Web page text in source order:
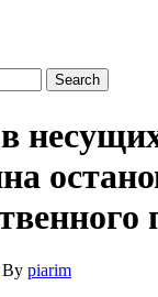
By piarim